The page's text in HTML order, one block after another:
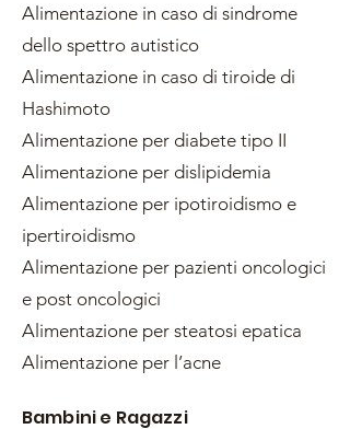
Alimentazione in caso di sindrome
dello spettro autistico
Alimentazione in caso di tiroide di
Hashimoto
Alimentazione per diabete tipo II
Alimentazione per dislipidemia
Alimentazione per ipotiroidismo e
ipertiroidismo
Alimentazione per pazienti oncologici
e post oncologici
Alimentazione per steatosi epatica
Alimentazione per l’acne
Bambini e Ragazzi